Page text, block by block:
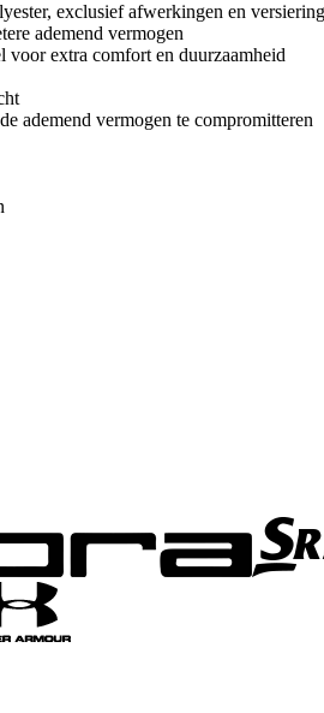
exclusief afwerkingen en
ademend vermogen
voor extra comfort en duurzaamheid
ademend vermogen te compromitteren